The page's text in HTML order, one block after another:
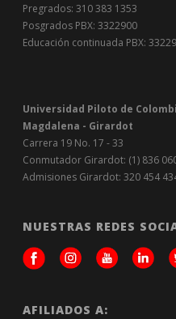
Pregrados: 310 383 1353
Posgrados PBX: 3322900
Educación continuada PBX:
Universidad Piloto de
Magdalena - Girardot
Carrera 19 No. 17 - 33
Conmutador Girardot: (1) 836
Admisiones Girardot: 320 454
NUESTRAS REDES
AFILIADOS A: